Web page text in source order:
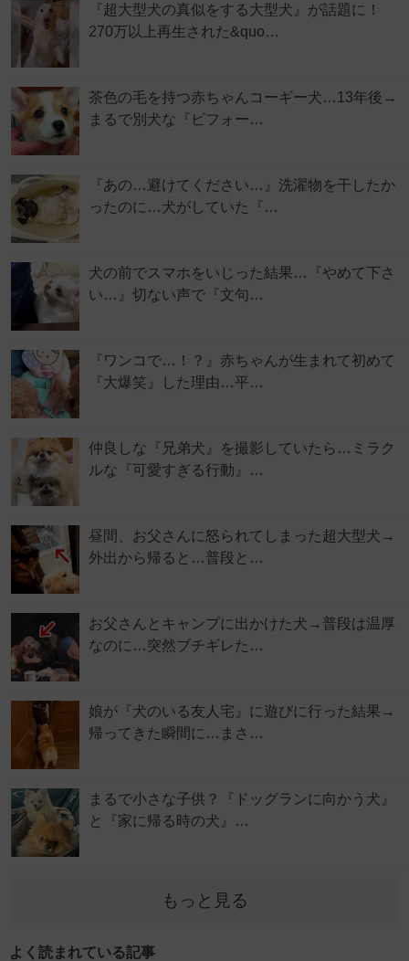
『超大型犬の真似をする大型犬』が話題に！
270万以上再生された&quo…
茶色の毛を持つ赤ちゃんコーギー犬…13年後→
まるで別犬な『ビフォー…
『あの…避けてください…』洗濯物を干したか
ったのに…犬がしていた『…
犬の前でスマホをいじった結果…『やめて下さ
い…』切ない声で『文句…
『ワンコで…！？』赤ちゃんが生まれて初めて
『大爆笑』した理由…平…
仲良しな『兄弟犬』を撮影していたら…ミラク
ルな『可愛すぎる行動』…
昼間、お父さんに怒られてしまった超大型犬→
外出から帰ると…普段と…
お父さんとキャンプに出かけた犬→普段は温厚
なのに…突然ブチギレた…
娘が『犬のいる友人宅』に遊びに行った結果→
帰ってきた瞬間に…まさ…
まるで小さな子供？『ドッグランに向かう犬』
と『家に帰る時の犬』…
もっと見る
よく読まれている記事